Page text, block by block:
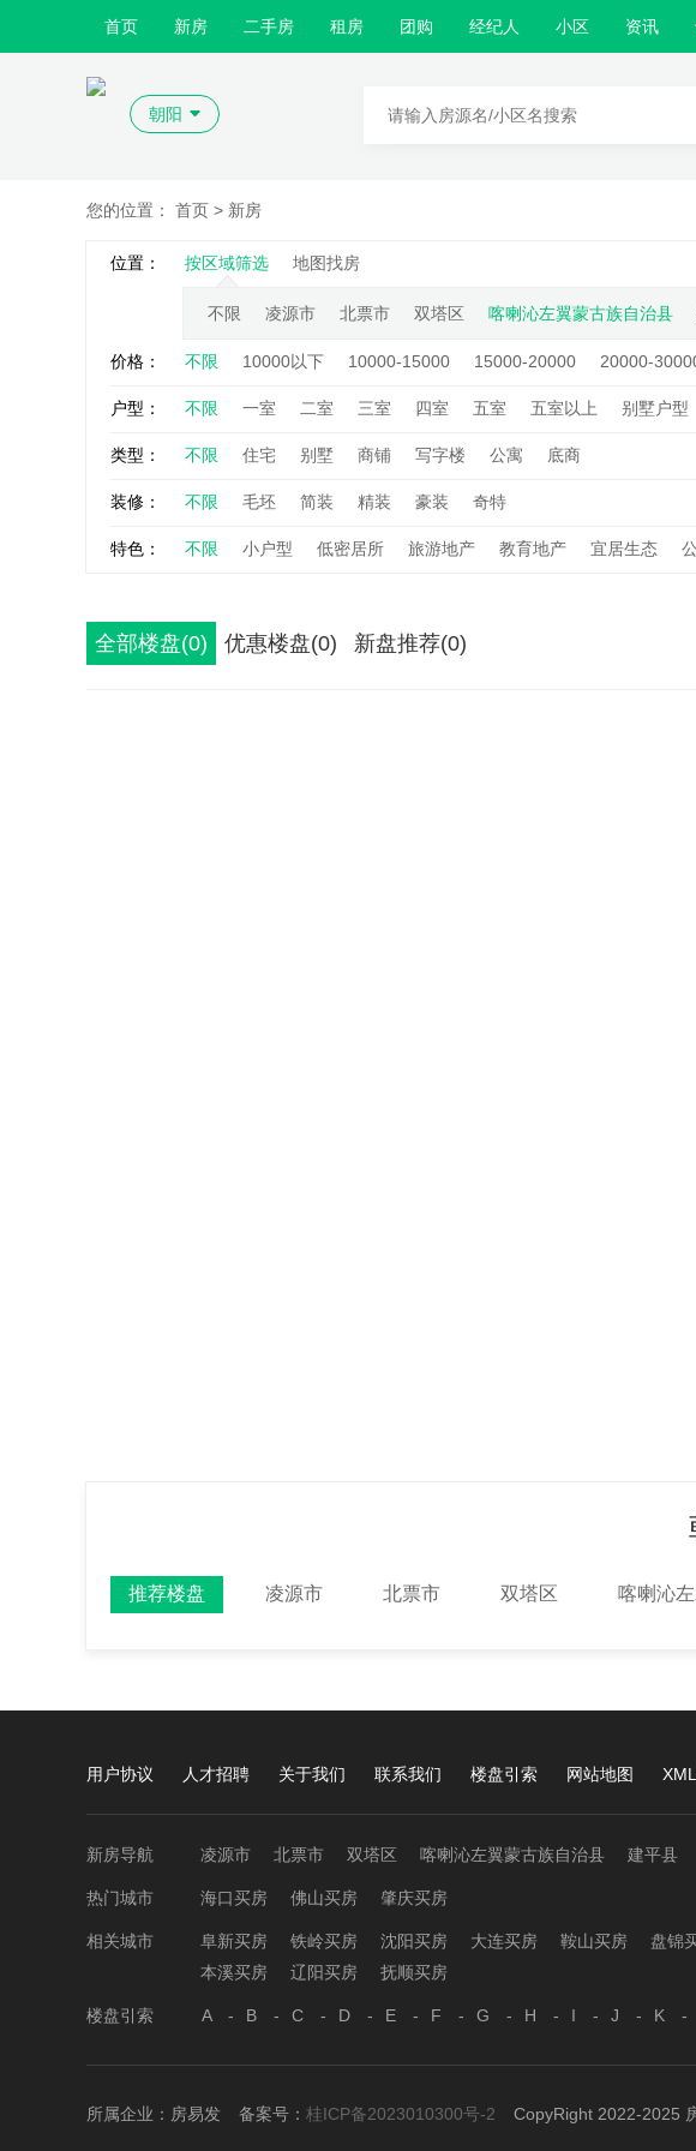
首页 新房 二手房 租房 团购 经纪人 小区 资讯
朝阳
您的位置： 首页 > 新房
位置： 按区域筛选 地图找房
不限 凌源市 北票市 双塔区 喀喇沁左翼蒙古族自治县
价格： 不限 10000以下 10000-15000 15000-20000 20000-
户型： 不限 一室 二室 三室 四室 五室 五室以上 别墅户型
类型： 不限 住宅 别墅 商铺 写字楼 公寓 底商
装修： 不限 毛坯 简装 精装 豪装 奇特
特色： 不限 小户型 低密居所 旅游地产 教育地产 宜居生态
全部楼盘(0) 优惠楼盘(0) 新盘推荐(0)
推荐楼盘 凌源市 北票市 双塔区 喀喇沁
用户协议 人才招聘 关于我们 联系我们 楼盘引索 网站地图
新房导航 凌源市 北票市 双塔区 喀喇沁左翼蒙古族自治县 建平县
热门城市 海口买房 佛山买房 肇庆买房
相关城市 阜新买房 铁岭买房 沈阳买房 大连买房 鞍山买房 盘锦
本溪买房
辽阳买房 抚顺买房
楼盘引索 A - B - C - D - E - F - G - H - I - J - K -
所属企业： 房易发 备案号： 桂ICP备2023010300号-2 CopyRight 2022-2025